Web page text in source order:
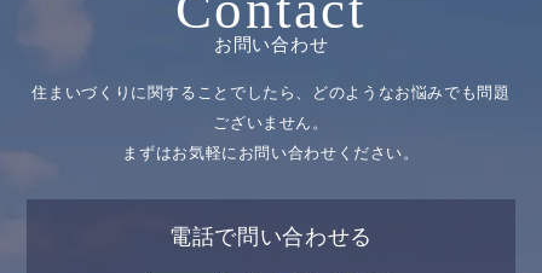
お問い合わせ
住まいづくりに関することでしたら、どのようなお悩みでも問題
ございません。
まずはお気軽にお問い合わせください。
電話で問い合わせる